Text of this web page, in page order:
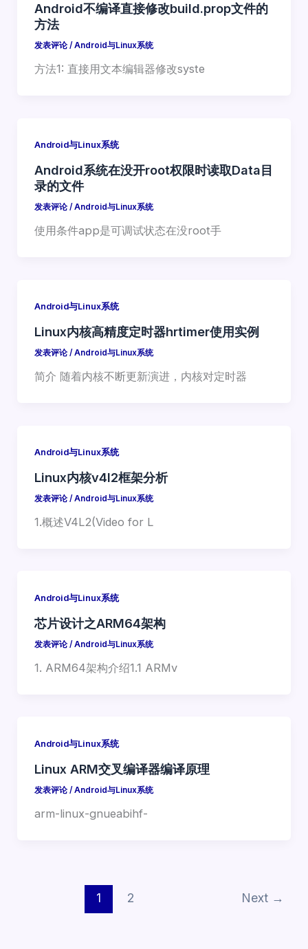
Android不编译直接修改build.prop文件的
方法
发表评论 / Android与Linux系统
方法1: 直接用文本编辑器修改syste
Android与Linux系统
Android系统在没开root权限时读取Data目
录的文件
发表评论 / Android与Linux系统
使用条件app是可调试状态在没root手
Android与Linux系统
Linux内核高精度定时器hrtimer使用实例
发表评论 / Android与Linux系统
简介 随着内核不断更新演进，内核对定时器
Android与Linux系统
Linux内核v4l2框架分析
发表评论 / Android与Linux系统
1.概述V4L2(Video for L
Android与Linux系统
芯片设计之ARM64架构
发表评论 / Android与Linux系统
1. ARM64架构介绍1.1 ARMv
Android与Linux系统
Linux ARM交叉编译器编译原理
发表评论 / Android与Linux系统
arm-linux-gnueabihf-
1 2 Next →